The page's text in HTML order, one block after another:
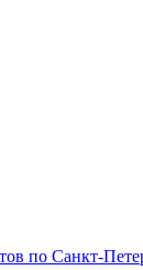
по Санкт-